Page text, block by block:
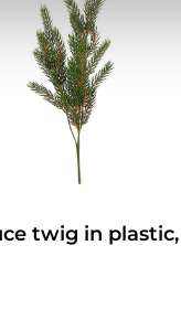
twig in